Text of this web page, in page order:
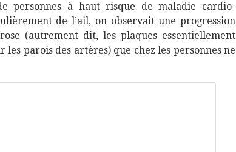
personnes à haut risque de maladie cardio-
de l’ail, on observait une progression
(autrement dit, les plaques essentiellement
les parois des artères) que chez les personnes ne